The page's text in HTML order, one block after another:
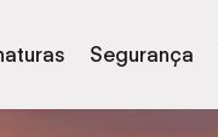
Segurança